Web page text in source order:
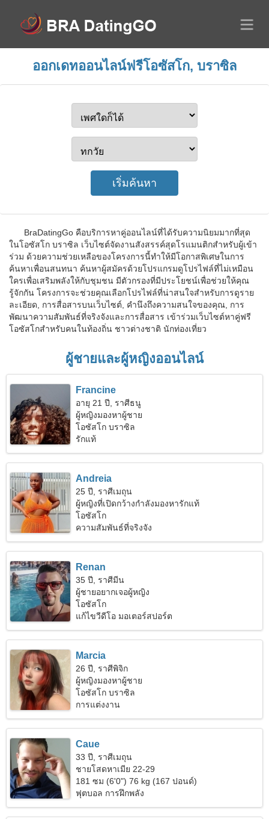
ออกเดทออนไลน์ฟรีโอซัสโก, บราซิล
BraDatingGo คือบริการหาคู่ออนไลน์ที่ได้รับความนิยมมากที่สุด
ในโอซัสโก บราซิล เว็บไซต์จัดงานสังสรรค์สุดโรแมนติกสำหรับผู้เข้า
ร่วม ด้วยความช่วยเหลือของโครงการนี้ทำให้มีโอกาสพิเศษในการ
ค้นหาเพื่อนสนทนา ค้นหาผู้สมัครด้วยโปรแกรมดูโปรไฟล์ที่ไม่เหมือน
ใครเพื่อเสริมพลังให้กับชุมชน มีตัวกรองที่มีประโยชน์เพื่อช่วยให้คุณ
รู้จักกัน โครงการจะช่วยคุณเลือกโปรไฟล์ที่น่าสนใจสำหรับการดูราย
ละเอียด, การสื่อสารบนเว็บไซต์, คำนึงถึงความสนใจของคุณ, การ
พัฒนาความสัมพันธ์ที่จริงจังและการสื่อสาร เข้าร่วมเว็บไซต์หาคู่ฟรี
โอซัสโกสำหรับคนในท้องถิ่น ชาวต่างชาติ นักท่องเที่ยว
ผู้ชายและผู้หญิงออนไลน์
Francine
อายุ 21 ปี, ราศีธนู
ผู้หญิงมองหาผู้ชาย
โอซัสโก บราซิล
รักแท้
Andreia
25 ปี, ราศีเมถุน
ผู้หญิงที่เปิดกว้างกำลังมองหารักแท้
โอซัสโก
ความสัมพันธ์ที่จริงจัง
Renan
35 ปี, ราศีมีน
ผู้ชายอยากเจอผู้หญิง
โอซัสโก
แก้ไขวีดีโอ มอเตอร์สปอร์ต
Marcia
26 ปี, ราศีพิจิก
ผู้หญิงมองหาผู้ชาย
โอซัสโก บราซิล
การแต่งงาน
Caue
33 ปี, ราศีเมถุน
ชายโสดหาเมีย 22-29
181 ซม (6'0") 76 kg (167 ปอนด์)
ฟุตบอล การฝึกพลัง